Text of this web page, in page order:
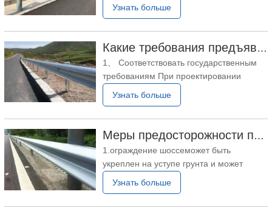
автомагистралях. Их основная функция
средств с дороги или пересечения
центральной разделительной полосы,
обеспечивая безопасность движения на
автомагистралях. По
Узнать больше
Какие требования предъявляются к проектированию дорожного ограждения
1、 Соответствовать государственным
требованиям При проектировании
соответствовать требованиям местного
движения. Разумная структура и
высокая безопасность. Более
того,ограждение шоссезанимает
определенный объем и при
неправильной
Узнать больше
Меры предосторожности при установке дорожного ограждения
1.ограждение шоссеможет быть
укреплен на уступе грунта и может
переходов и большепролетных
Узнать больше